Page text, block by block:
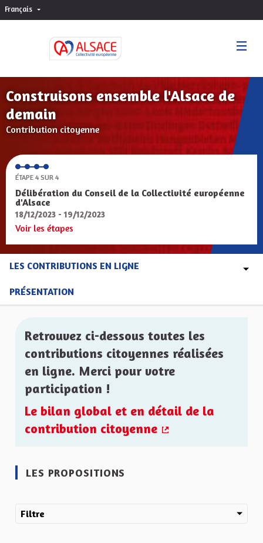
Français Choisir la langue
Construisons ensemble l'Alsace de
demain
Contribution citoyenne
ÉTAPE 4 SUR 4
Délibération du Conseil de la Collectivité européenne
d'Alsace
18/12/2023 - 19/12/2023
Voir les étapes
LES CONTRIBUTIONS EN LIGNE
PRÉSENTATION
Retrouvez ci-dessous toutes les
contributions citoyennes réalisées
en ligne. Merci pour votre
participation !
Le bilan global et en détail de la
contribution citoyenne
LES PROPOSITIONS
Filtre